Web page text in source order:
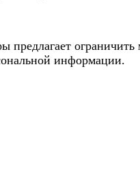
ограничить
информации.